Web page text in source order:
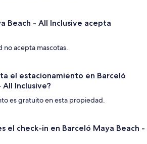
Beach - All Inclusive acepta
acepta mascotas.
el estacionamiento en Barceló
Inclusive?
es gratuito en esta propiedad.
el check-in en Barceló Maya Beach -